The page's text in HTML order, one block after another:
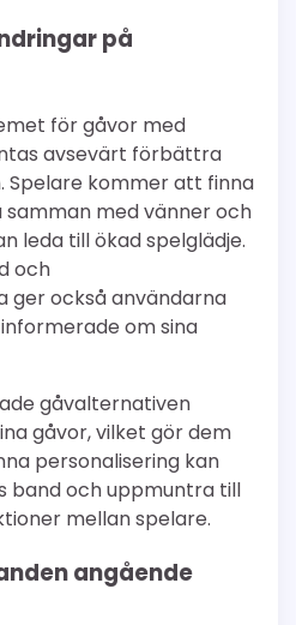
på
för gåvor med
avsevärt förbättra
Spelare kommer att finna
med vänner och
leda till ökad spelglädje.
och
ger också användarna
om sina
gåvalternativen
gåvor, vilket gör dem
personalisering kan
band och uppmuntra till
mellan spelare.
angående